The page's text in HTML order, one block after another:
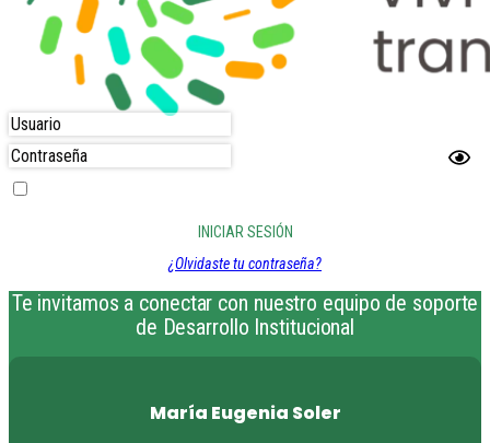
¿Olvidaste tu contraseña?
Te invitamos a conectar con nuestro equipo de soporte
de Desarrollo Institucional
María Eugenia Soler